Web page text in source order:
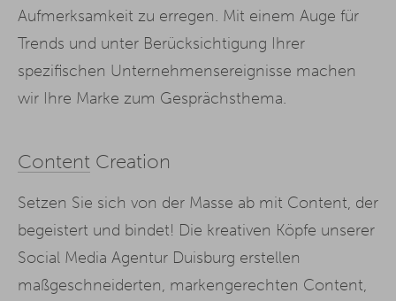
Aufmerksamkeit zu erregen. Mit einem Auge für
Trends und unter Berücksichtigung Ihrer
spezifischen Unternehmensereignisse machen
wir Ihre Marke zum Gesprächsthema.
Content Creation
Setzen Sie sich von der Masse ab mit Content, der
begeistert und bindet! Die kreativen Köpfe unserer
Social Media Agentur Duisburg erstellen
maßgeschneiderten, markengerechten Content,